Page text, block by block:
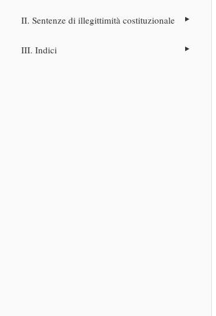
II. Sentenze di illegittimità costituzionale
III. Indici